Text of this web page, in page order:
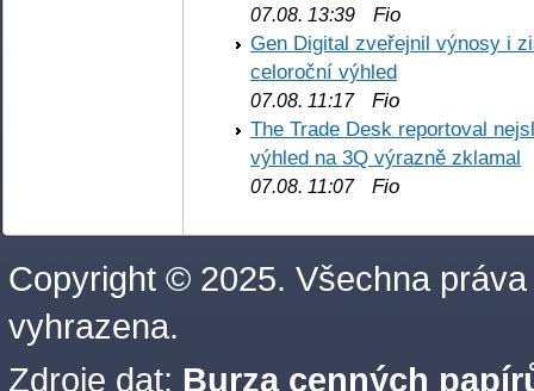
07.08. 13:39 Fio
Gen Digital zveřejnil výnosy i
celoroční výhled
07.08. 11:17Fio
The Trade Desk reportoval
výhled na 3Q výrazně zklamal
07.08. 11:07Fio
Copyright © 2025. Všechna práva
vyhrazena.
Zdroje dat: Burza cenných